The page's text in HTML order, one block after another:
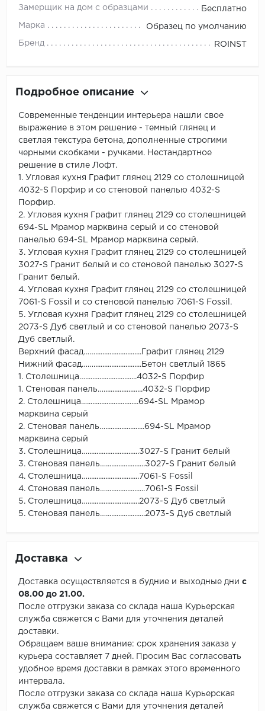
Замерщик на дом с образцами Бесплатно
Марка Образец по умолчанию
Бренд ROINST
Подробное описание
Современные тенденции интерьера нашли свое
выражение в этом решение - темный глянец и
светлая текстура бетона, дополненные строгими
черными скобками - ручками. Нестандартное
решение в стиле Лофт.
1. Угловая кухня Графит глянец 2129 со столешницей
4032-S Порфир и со стеновой панелью 4032-S
Порфир.
2. Угловая кухня Графит глянец 2129 со столешницей
694-SL Мрамор марквина серый и со стеновой
панелью 694-SL Мрамор марквина серый.
3. Угловая кухня Графит глянец 2129 со столешницей
3027-S Гранит белый и со стеновой панелью 3027-S
Гранит белый.
4. Угловая кухня Графит глянец 2129 со столешницей
7061-S Fossil и со стеновой панелью 7061-S Fossil.
5. Угловая кухня Графит глянец 2129 со столешницей
2073-S Дуб светлый и со стеновой панелью 2073-S
Дуб светлый.
Верхний фасад……..........................Графит глянец 2129
Нижний фасад……...........................Бетон светлый 1865
1. Столешница….............................4032-S Порфир
1. Стеновая панель…......................4032-S Порфир
2. Столешница….............................694-SL Мрамор
марквина серый
2. Стеновая панель…......................694-SL Мрамор
марквина серый
3. Столешница….............................3027-S Гранит белый
3. Стеновая панель…......................3027-S Гранит белый
4. Столешница….............................7061-S Fossil
4. Стеновая панель…......................7061-S Fossil
5. Столешница….............................2073-S Дуб светлый
5. Стеновая панель…......................2073-S Дуб светлый
Доставка
Доставка осуществляется в будние и выходные дни с
08.00 до 21.00.
После отгрузки заказа со склада наша Курьерская
служба свяжется с Вами для уточнения деталей
доставки.
Обращаем ваше внимание: срок хранения заказа у
курьера составляет 7 дней. Просим Вас согласовать
удобное время доставки в рамках этого временного
интервала.
После отгрузки заказа со склада наша Курьерская
служба свяжется с Вами для уточнения деталей